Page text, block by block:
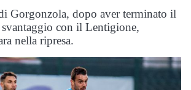
Gorgonzola, dopo aver terminato il
con il Lentigione,
nella ripresa.